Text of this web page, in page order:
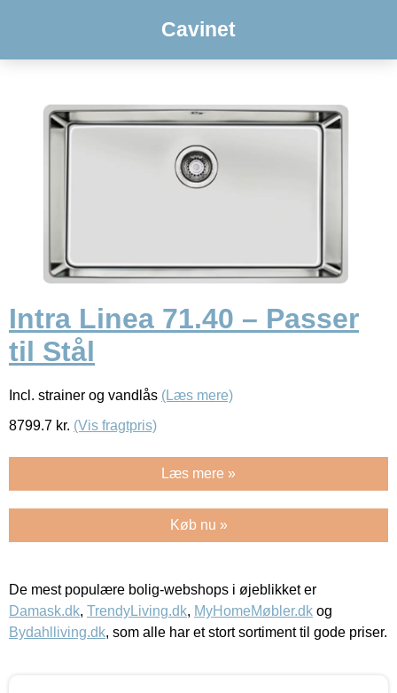
Cavinet
Intra Linea 71.40 – Passer
til Stål
Incl. strainer og vandlås (Læs mere)
8799.7 kr. (Vis fragtpris)
Læs mere »
Køb nu »
De mest populære bolig-webshops i øjeblikket er
Damask.dk, TrendyLiving.dk, MyHomeMøbler.dk og
Bydahlliving.dk, som alle har et stort sortiment til gode priser.